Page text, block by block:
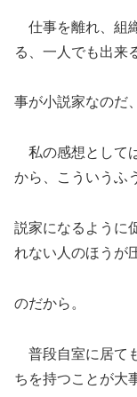
仕事を離れ、組
る、一人でも出来
事が小説家なのだ
私の感想として
から、こういうふ
説家になるように
れない人のほうが
のだから。
普段自室に居て
ちを持つことが大